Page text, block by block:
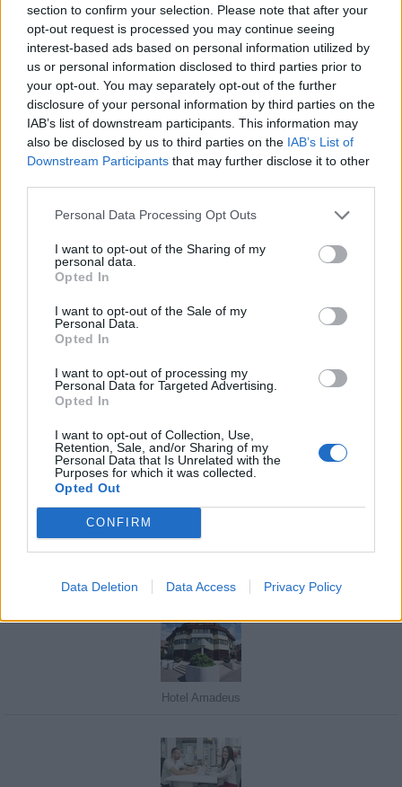
section to confirm your selection. Please note that after your
opt-out request is processed you may continue seeing
interest-based ads based on personal information utilized by
us or personal information disclosed to third parties prior to
your opt-out. You may separately opt-out of the further
disclosure of your personal information by third parties on the
IAB’s list of downstream participants. This information may
also be disclosed by us to third parties on the IAB’s List of
Downstream Participants that may further disclose it to other
Personal Data Processing Opt Outs
I want to opt-out of the Sharing of my
personal data.
Opted In
I want to opt-out of the Sale of my
Personal Data.
Opted In
I want to opt-out of processing my
Personal Data for Targeted Advertising.
Opted In
I want to opt-out of Collection, Use,
Retention, Sale, and/or Sharing of my
Personal Data that Is Unrelated with the
Purposes for which it was collected.
Opted Out
CONFIRM
Data Deletion Data Access Privacy Policy
Minősítés
Hogyan lehet minősített
kutyabarát helyed?
Megismerem
Javasolj egy kutyabarát helyet!
Hotel Amadeus